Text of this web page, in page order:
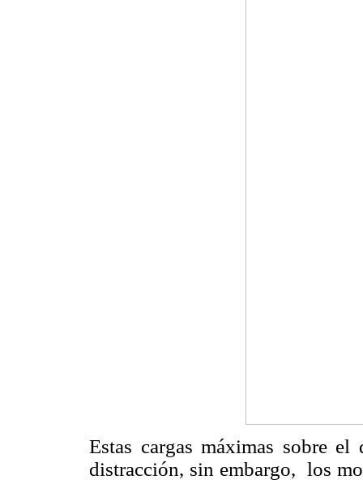
Estas cargas máximas sobre
distracción, sin embargo, los